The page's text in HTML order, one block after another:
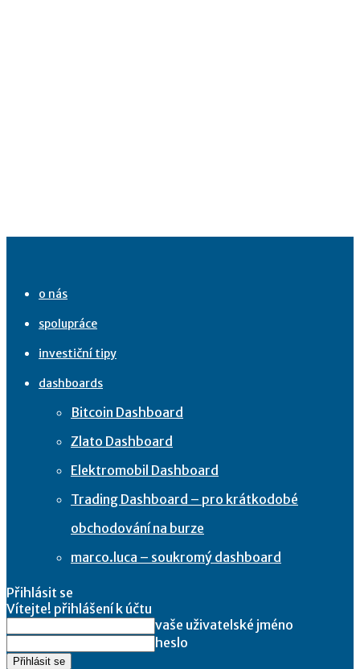
o nás
spolupráce
investiční tipy
dashboards
Bitcoin Dashboard
Zlato Dashboard
Elektromobil Dashboard
Trading Dashboard – pro krátkodobé
obchodování na burze
marco.luca – soukromý dashboard
Přihlásit se
Vítejte! přihlášení k účtu
vaše uživatelské jméno
heslo